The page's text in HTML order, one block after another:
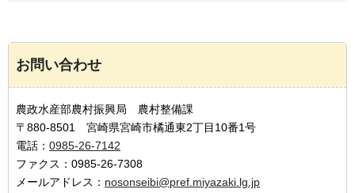
お問い合わせ
農政水産部農村振興局 農村整備課
〒880-8501 宮崎県宮崎市橘通東2丁目10番1号
電話： 0985-26-7142
ファクス：0985-26-7308
メールアドレス： nosonseibi@pref.miyazaki.lg.jp